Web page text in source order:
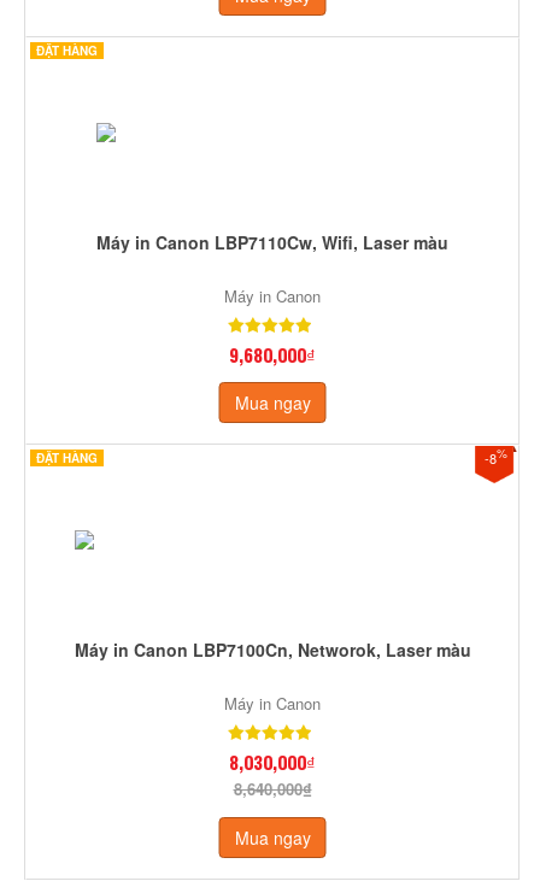
ĐẶT HÀNG
Máy in Canon LBP7110Cw, Wifi, Laser màu
Máy in Canon
9,680,000₫
Mua ngay
-8%
ĐẶT HÀNG
Máy in Canon LBP7100Cn, Networok, Laser màu
Máy in Canon
8,030,000₫
8,640,000₫
Mua ngay